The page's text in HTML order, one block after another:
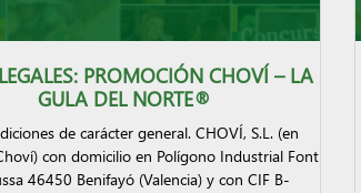
PROMOCIÓN CHOVÍ – LA
GULA DEL NORTE®
de carácter general. CHOVÍ, S.L. (en
con domicilio en Polígono Industrial Font
46450 Benifayó (Valencia) y con CIF B-